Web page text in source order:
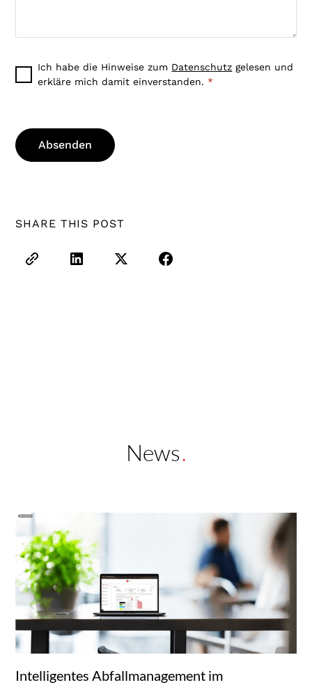
Ich habe die Hinweise zum Datenschutz gelesen und
erkläre mich damit einverstanden.*
SHARE THIS POST
News.
Intelligentes Abfallmanagement im